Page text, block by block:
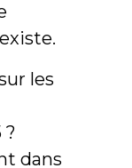
les
dans